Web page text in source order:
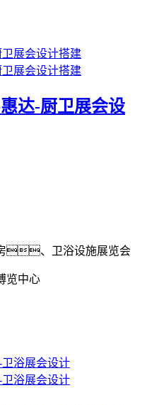
达-厨卫展会设
、卫浴设施展览会
览中心